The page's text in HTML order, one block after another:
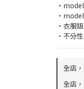
・
・
・衣服
・不分
全店
全店